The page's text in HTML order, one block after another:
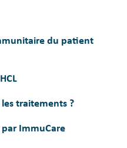
du patient
traitements ?
ImmuCare